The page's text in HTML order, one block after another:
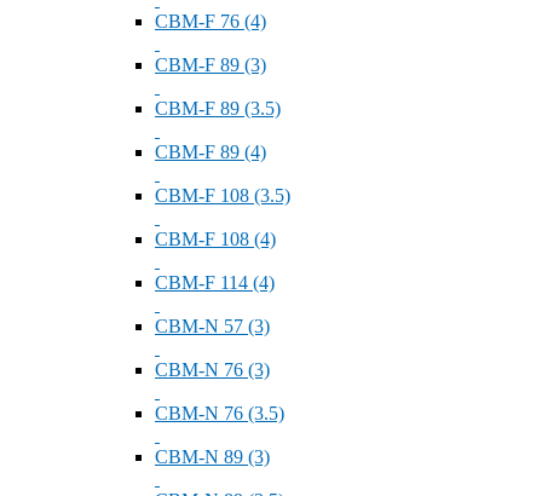
СВМ-F 76 (4)
СВМ-F 89 (3)
СВМ-F 89 (3.5)
СВМ-F 89 (4)
СВМ-F 108 (3.5)
СВМ-F 108 (4)
СВМ-F 114 (4)
СВМ-N 57 (3)
СВМ-N 76 (3)
СВМ-N 76 (3.5)
СВМ-N 89 (3)